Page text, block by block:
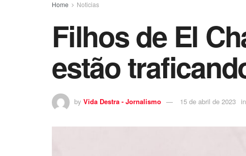
Home Noticias
Filhos de El
estão
by Vida Destra - Jornalismo 15 de abril de 2023 in